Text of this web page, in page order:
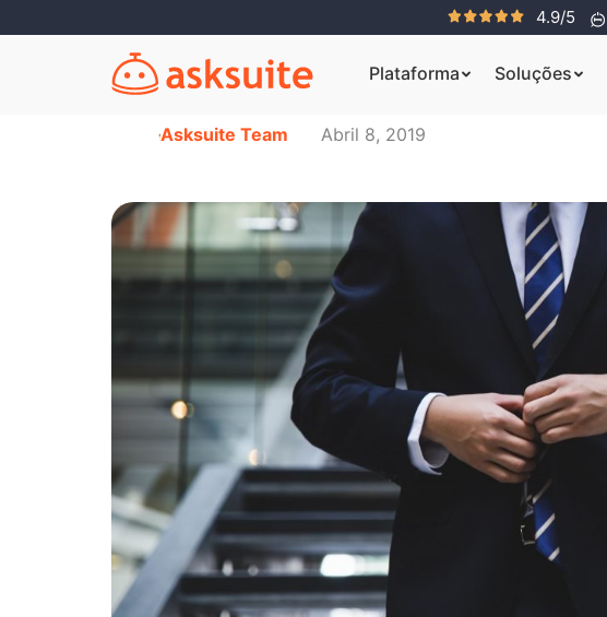
4.9/5
Plataforma Soluções
Asksuite Team Abril 8, 2019